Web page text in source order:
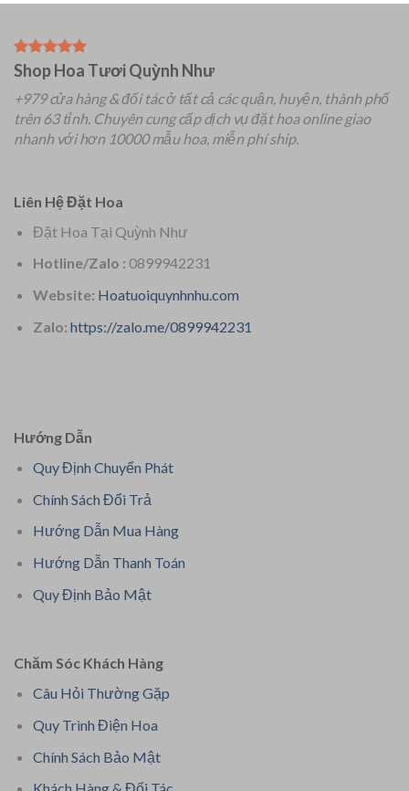
Shop Hoa Tươi Quỳnh Như
+979 cửa hàng & đối tác ở tất cả các quận, huyện, thành phố
trên 63 tỉnh. Chuyên cung cấp dịch vụ đặt hoa online giao
nhanh với hơn 10000 mẫu hoa, miễn phí ship.
Liên Hệ Đặt Hoa
Đặt Hoa Tại Quỳnh Như
Hotline/Zalo : 0899942231
Website: Hoatuoiquynhnhu.com
Zalo: https://zalo.me/0899942231
Hướng Dẫn
Quy Định Chuyển Phát
Chính Sách Đổi Trả
Hướng Dẫn Mua Hàng
Hướng Dẫn Thanh Toán
Quy Định Bảo Mật
Chăm Sóc Khách Hàng
Câu Hỏi Thường Gặp
Quy Trình Điện Hoa
Chính Sách Bảo Mật